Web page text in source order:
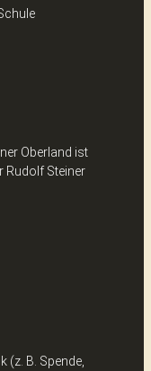
Oberland ist
Rudolf Steiner
(z. B. Spende,